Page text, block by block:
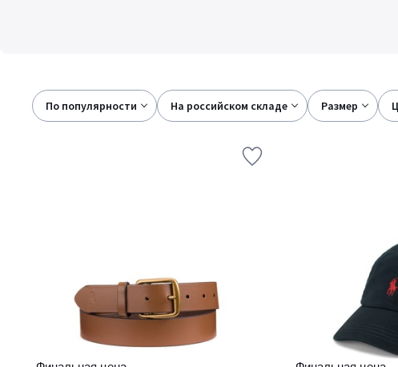
По популярности
на российском складе размер